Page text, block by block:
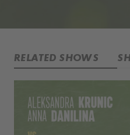
RELATED SHOWS